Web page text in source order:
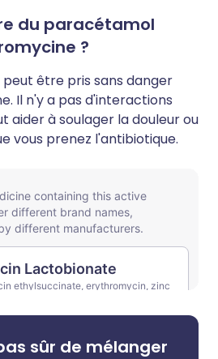
du paracétamol
?
être pris sans danger
Il n'y a pas d'interactions
aider à soulager la douleur ou
vous prenez l'antibiotique.
sûr de mélanger